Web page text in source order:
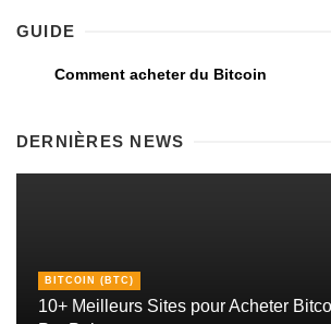
GUIDE
Comment acheter du Bitcoin
DERNIÈRES NEWS
BITCOIN (BTC)
10+ Meilleurs Sites pour Acheter